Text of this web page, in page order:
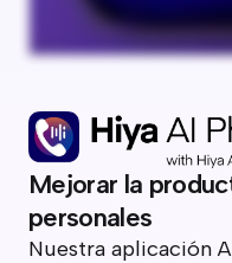
Mejorar la
personales
Nuestra aplicación